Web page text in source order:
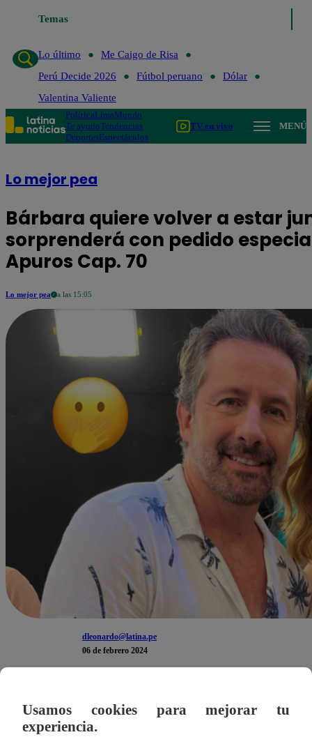
Temas
Lo último
Lo último
Me Caigo de Risa
Perú Decide 2026
Fútbol peruano
Dólar
Valentina Valiente
PolíticaLimaMundo
Te ayudoTendencias
DeportesEspectáculos
TV en vivo MENÚ
Lo mejor pea
Bárbara quiere volver a estar
sorprenderá con pedido
Apuros Cap. 70
Lo mejor pea a las 15:05
dleonardo@latina.pe
06 de febrero 2024
conversó con su padre en el nuevo departamento que
Usamos cookies para mejorar tu
experiencia.